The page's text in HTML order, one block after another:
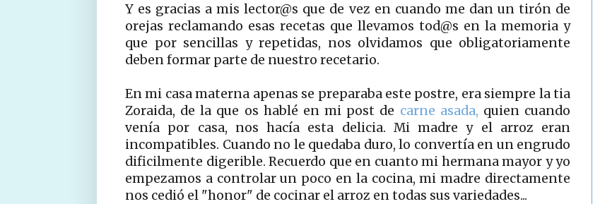
Y es gracias a mis lector@s que de vez en cuando me dan un tirón de
orejas reclamando esas recetas que llevamos tod@s en la memoria y
que por sencillas y repetidas, nos olvidamos que obligatoriamente
deben formar parte de nuestro recetario.
En mi casa materna apenas se preparaba este postre, era siempre la tia
Zoraida, de la que os hablé en mi post de carne asada, quien cuando
venía por casa, nos hacía esta delicia. Mi madre y el arroz eran
incompatibles. Cuando no le quedaba duro, lo convertía en un engrudo
dificilmente digerible. Recuerdo que en cuanto mi hermana mayor y yo
empezamos a controlar un poco en la cocina, mi madre directamente
nos cedió el "honor" de cocinar el arroz en todas sus variedades...